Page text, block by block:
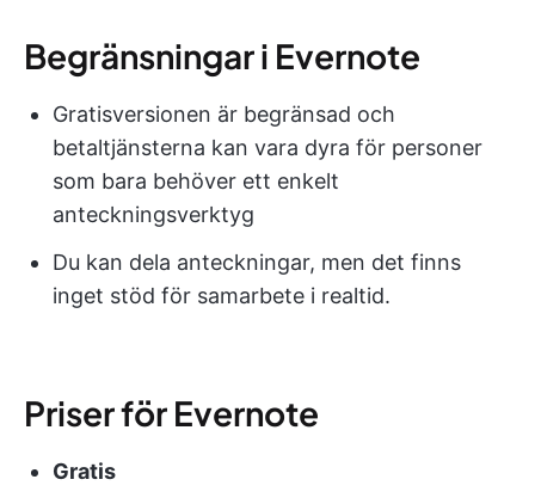
Begränsningar i Evernote
Gratisversionen är begränsad och
betaltjänsterna kan vara dyra för personer
som bara behöver ett enkelt
anteckningsverktyg
Du kan dela anteckningar, men det finns
inget stöd för samarbete i realtid.
Priser för Evernote
Gratis